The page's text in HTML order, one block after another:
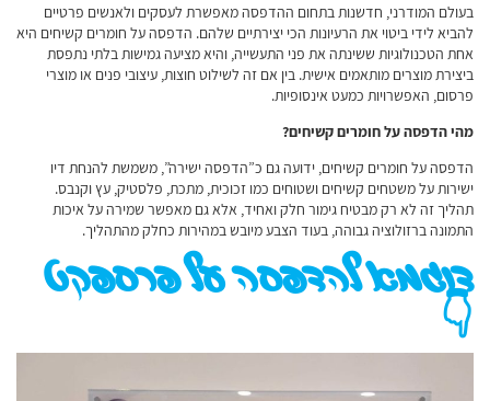
בעולם המודרני, חדשנות בתחום ההדפסה מאפשרת לעסקים ולאנשים פרטיים
להביא לידי ביטוי את הרעיונות הכי יצירתיים שלהם. הדפסה על חומרים קשיחים היא
אחת הטכנולוגיות ששינתה את פני התעשייה, והיא מציעה גמישות בלתי נתפסת
ביצירת מוצרים מותאמים אישית. בין אם זה לשילוט חוצות, עיצובי פנים או מוצרי
פרסום, האפשרויות כמעט אינסופיות.
מהי הדפסה על חומרים קשיחים?
הדפסה על חומרים קשיחים, ידועה גם כ”הדפסה ישירה”, משמשת להנחת דיו
ישירות על משטחים קשיחים ושטוחים כמו זכוכית, מתכת, פלסטיק, עץ וקנבס.
תהליך זה לא רק מבטיח גימור חלק ואחיד, אלא גם מאפשר שמירה על איכות
התמונה ברזולוציה גבוהה, בעוד הצבע מיובש במהירות כחלק מהתהליך.
דוגמא להדפסה על פרספקט
👇